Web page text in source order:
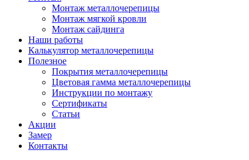
Монтаж металлочерепицы
Монтаж мягкой кровли
Монтаж сайдинга
Наши работы
Калькулятор металлочерепицы
Полезное
Покрытия металлочерепицы
Цветовая гамма металлочерепицы
Инструкции по монтажу
Сертификаты
Статьи
Акции
Замер
Контакты